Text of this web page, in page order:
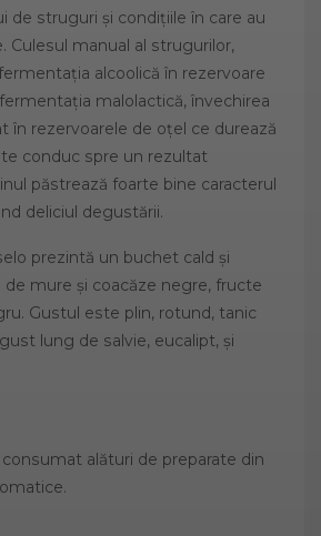
de struguri și condițiile în care au
Culesul manual al strugurilor,
alcoolică în rezervoare
malolactică, învechirea
în rezervoarele de oţel ce durează
conduc spre un rezultat
păstrează foarte bine caracterul
deliciul degustării.
prezintă un buchet cald și
mure și coacăze negre, fructe
Gustul este plin, rotund, tanic
lung de salvie, eucalipt, și
alături de preparate din